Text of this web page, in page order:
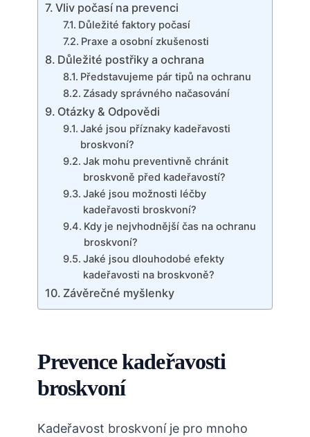
Vliv‌ počasí na prevenci
Důležité faktory počasí
Praxe a osobní zkušenosti
Důležité postřiky a ochrana
Představujeme‌ pár tipů na​ ochranu
Zásady správného načasování
Otázky & Odpovědi
Jaké jsou příznaky kadeřavosti
broskvoní?
Jak mohu preventivně chránit
broskvoně před kadeřavostí?
Jaké jsou možnosti léčby
kadeřavosti broskvoní?
Kdy je nejvhodnější čas na ochranu
broskvoní?
Jaké jsou dlouhodobé efekty
kadeřavosti na broskvoně?
Závěrečné myšlenky
Prevence kadeřavosti⁤
broskvoní
Kadeřavost broskvoní je pro mnoho